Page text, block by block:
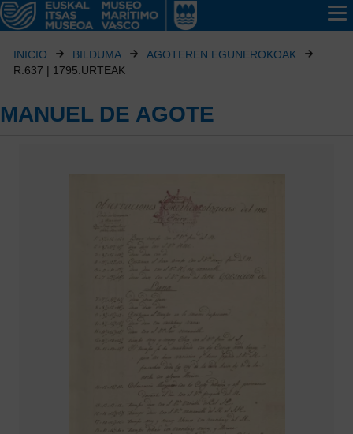
INICIO BILDUMA
AGOTEREN EGUNEROKOAK
R.637 | 1795.URTEAK
MANUEL DE AGOTE